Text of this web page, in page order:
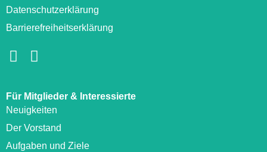
Datenschutzerklärung
Barrierefreiheitserklärung
Für Mitglieder & Interessierte
Neuigkeiten
Der Vorstand
Aufgaben und Ziele